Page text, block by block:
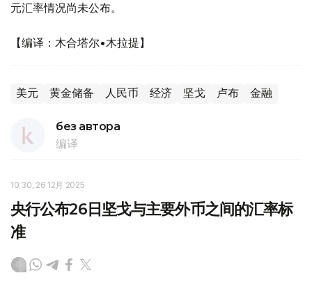
元汇率情况尚未公布。
【编译：木合塔尔•木拉提】
美元 黄金储备 人民币 经济 坚戈 卢布 金融
без автора
编译
10:30, 26 12月 2025
央行公布26日坚戈与主要外币之间的汇率标
准